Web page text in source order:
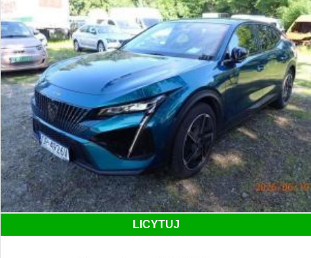
LICYTUJ